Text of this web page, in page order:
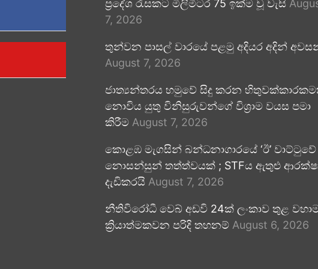
ප්‍රදේශ රැසකට මිලිමීටර 75 ඉක්ම වූ වැසි
7, 2026
තුන්වන පාසල් වාරයේ පළමු අදියර අදින්
August 7, 2026
ජාත්‍යන්තරය හමුවේ සිදු කරන
නොවිය යුතු විනිසුරුවන්ගේ විශ්‍රාම වයස පමා
කිරීම August 7, 2026
කොළඹ මැගසින් බන්ධනාගාරයේ ‘ඊ’ වාට්ටුවේ
නොසන්සුන් තත්ත්වයක් ; STFය ඇතුළු
දැඩිකරයි August 7, 2026
නීතිවිරෝධී වෙබ් අඩවි 24ක් ලංකාව තුළ
ක්‍රියාත්මකවන පරිදි තහනම් August 6, 2026